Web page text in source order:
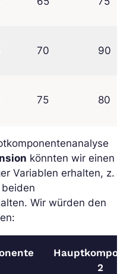
70 90
75 80
könnten wir einen
Variablen erhalten, z.
Wir würden den
2